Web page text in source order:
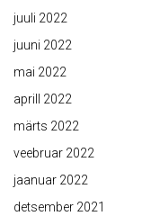
juuli 2022
juuni 2022
mai 2022
aprill 2022
märts 2022
veebruar 2022
jaanuar 2022
detsember 2021